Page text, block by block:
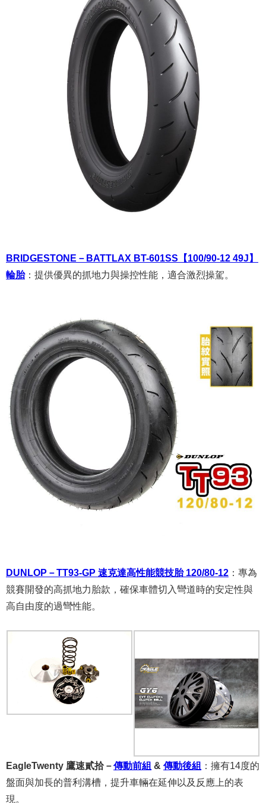
BRIDGESTONE－BATTLAX BT-601SS【100/90-12 49J】
輪胎： 提供優異的抓地力與操控性能，適合激烈操駕。
DUNLOP－TT93-GP 速克達高性能競技胎 120/80-12 ： 專為
競賽開發的高抓地力胎款，確保車體切入彎道時的安定性與
高自由度的過彎性能。
EagleTwenty 鷹速貳拾－傳動前組 & 傳動後組 ： 擁有14度的
盤面與加長的普利溝槽，提升車輛在延伸以及反應上的表
現。